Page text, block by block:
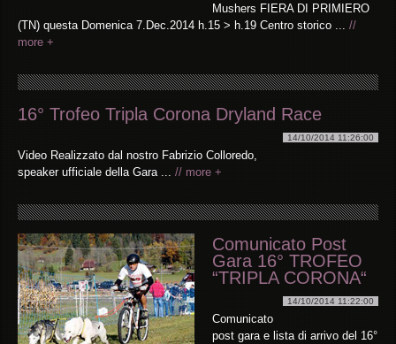
Mushers FIERA DI PRIMIERO
(TN) questa Domenica 7.Dec.2014 h.15 > h.19 Centro storico ... //
more +
16° Trofeo Tripla Corona Dryland Race
14/10/2014 11:26:00
Video Realizzato dal nostro Fabrizio Colloredo,
speaker ufficiale della Gara ... // more +
Comunicato Post
Gara 16° TROFEO
“TRIPLA CORONA“
14/10/2014 11:22:00
Comunicato
post gara e lista di arrivo del 16°